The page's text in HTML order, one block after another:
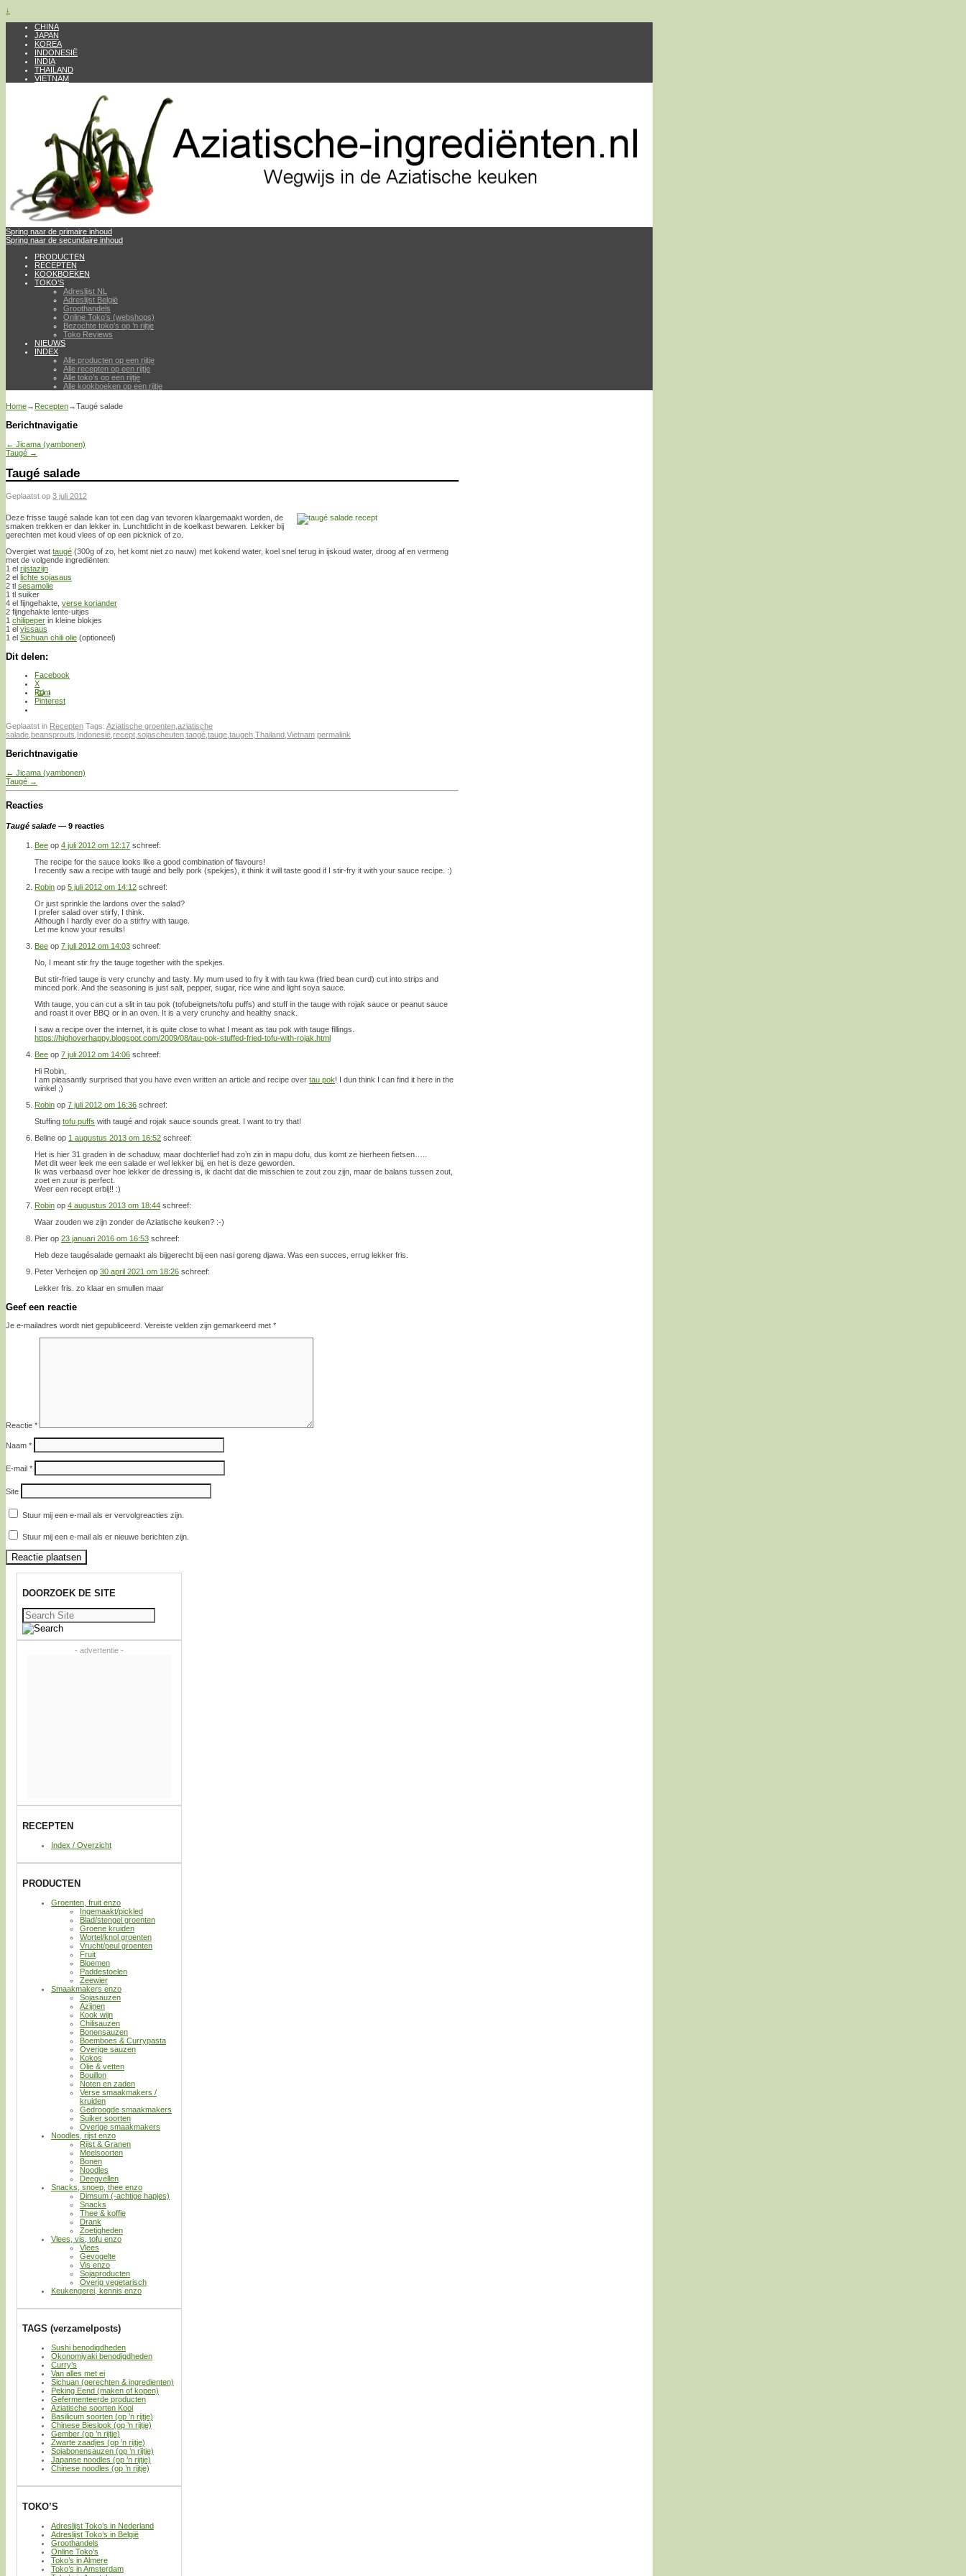
↓
CHINA
JAPAN
KOREA
INDONESIË
INDIA
THAILAND
VIETNAM
Spring naar de primaire inhoud
Spring naar de secundaire inhoud
PRODUCTEN
RECEPTEN
KOOKBOEKEN
TOKO’S
Adreslijst NL
Adreslijst België
Groothandels
Online Toko’s (webshops)
Bezochte toko’s op ’n rijtje
Toko Reviews
NIEUWS
INDEX
Alle producten op een rijtje
Alle recepten op een rijtje
Alle toko’s op een rijtje
Alle kookboeken op een rijtje
Home→ Recepten→Taugé salade
Berichtnavigatie
← Jicama (yambonen)
Taugé →
Taugé salade
Geplaatst op 3 juli 2012
Deze frisse taugé salade kan tot een dag van tevoren klaargemaakt worden, de
smaken trekken er dan lekker in. Lunchtdicht in de koelkast bewaren. Lekker bij
gerechten met koud vlees of op een picknick of zo.
Overgiet wat taugé (300g of zo, het komt niet zo nauw) met kokend water, koel snel terug in ijskoud water, droog af en vermeng
met de volgende ingrediënten:
1 el rijstazijn
2 el lichte sojasaus
2 tl sesamolie
1 tl suiker
4 el fijngehakte, verse koriander
2 fijngehakte lente-uitjes
1 chilipeper in kleine blokjes
1 el vissaus
1 el Sichuan chili olie (optioneel)
Dit delen:
Facebook
X
Print
Pinterest
Geplaatst in Recepten Tags: Aziatische groenten,aziatische
salade,beansprouts, Indonesië,recept,sojascheuten,taogé,tauge,taugeh,Thailand,Vietnam permalink
Berichtnavigatie
← Jicama (yambonen)
Taugé →
Reacties
Taugé salade — 9 reacties
Bee op 4 juli 2012 om 12:17 schreef:
The recipe for the sauce looks like a good combination of flavours!
I recently saw a recipe with taugé and belly pork (spekjes), it think it will taste good if I stir-fry it with your sauce recipe. :)
Robin op 5 juli 2012 om 14:12 schreef:
Or just sprinkle the lardons over the salad?
I prefer salad over stirfy, I think.
Although I hardly ever do a stirfry with tauge.
Let me know your results!
Bee op 7 juli 2012 om 14:03 schreef:
No, I meant stir fry the tauge together with the spekjes.
But stir-fried tauge is very crunchy and tasty. My mum used to fry it with tau kwa (fried bean curd) cut into strips and
minced pork. And the seasoning is just salt, pepper, sugar, rice wine and light soya sauce.
With tauge, you can cut a slit in tau pok (tofubeignets/tofu puffs) and stuff in the tauge with rojak sauce or peanut sauce
and roast it over BBQ or in an oven. It is a very crunchy and healthy snack.
I saw a recipe over the internet, it is quite close to what I meant as tau pok with tauge fillings.
https://highoverhappy.blogspot.com/2009/08/tau-pok-stuffed-fried-tofu-with-rojak.html
Bee op 7 juli 2012 om 14:06 schreef:
Hi Robin,
I am pleasantly surprised that you have even written an article and recipe over tau pok! I dun think I can find it here in the
winkel ;)
Robin op 7 juli 2012 om 16:36 schreef:
Stuffing tofu puffs with taugé and rojak sauce sounds great. I want to try that!
Beline op 1 augustus 2013 om 16:52 schreef:
Het is hier 31 graden in de schaduw, maar dochterlief had zo’n zin in mapu dofu, dus komt ze hierheen fietsen…..
Met dit weer leek me een salade er wel lekker bij, en het is deze geworden.
Ik was verbaasd over hoe lekker de dressing is, ik dacht dat die misschien te zout zou zijn, maar de balans tussen zout,
zoet en zuur is perfect.
Weer een recept erbij!! :)
Robin op 4 augustus 2013 om 18:44 schreef:
Waar zouden we zijn zonder de Aziatische keuken? :-)
Pier op 23 januari 2016 om 16:53 schreef:
Heb deze taugésalade gemaakt als bijgerecht bij een nasi goreng djawa. Was een succes, errug lekker fris.
Peter Verheijen op 30 april 2021 om 18:26 schreef:
Lekker fris. zo klaar en smullen maar
Geef een reactie
Je e-mailadres wordt niet gepubliceerd. Vereiste velden zijn gemarkeerd met *
Reactie *
Naam *
E-mail *
Site
Stuur mij een e-mail als er vervolgreacties zijn.
Stuur mij een e-mail als er nieuwe berichten zijn.
DOORZOEK DE SITE
Zoeken
naar:
- advertentie -
RECEPTEN
Index / Overzicht
PRODUCTEN
Groenten, fruit enzo
Ingemaakt/pickled
Blad/stengel groenten
Groene kruiden
Wortel/knol groenten
Vrucht/peul groenten
Fruit
Bloemen
Paddestoelen
Zeewier
Smaakmakers enzo
Sojasauzen
Azijnen
Kook wijn
Chilisauzen
Bonensauzen
Boemboes & Currypasta
Overige sauzen
Kokos
Olie & vetten
Bouillon
Noten en zaden
Verse smaakmakers /
kruiden
Gedroogde smaakmakers
Suiker soorten
Overige smaakmakers
Noodles, rijst enzo
Rijst & Granen
Meelsoorten
Bonen
Noodles
Deegvellen
Snacks, snoep, thee enzo
Dimsum (-achtige hapjes)
Snacks
Thee & koffie
Drank
Zoetigheden
Vlees, vis, tofu enzo
Vlees
Gevogelte
Vis enzo
Sojaproducten
Overig vegetarisch
Keukengerei, kennis enzo
TAGS (verzamelposts)
Sushi benodigdheden
Okonomiyaki benodigdheden
Curry’s
Van alles met ei
Sichuan (gerechten & ingredienten)
Peking Eend (maken of kopen)
Gefermenteerde producten
Aziatische soorten Kool
Basilicum soorten (op ’n rijtje)
Chinese Bieslook (op ’n rijtje)
Gember (op ’n rijtje)
Zwarte zaadjes (op ’n rijtje)
Sojabonensauzen (op ’n rijtje)
Japanse noodles (op ’n rijtje)
Chinese noodles (op ’n rijtje)
TOKO’S
Adreslijst Toko’s in Nederland
Adreslijst Toko’s in België
Groothandels
Online Toko’s
Toko’s in Almere
Toko’s in Amsterdam